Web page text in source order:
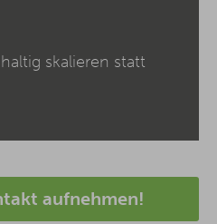
skalieren statt
aufnehmen!